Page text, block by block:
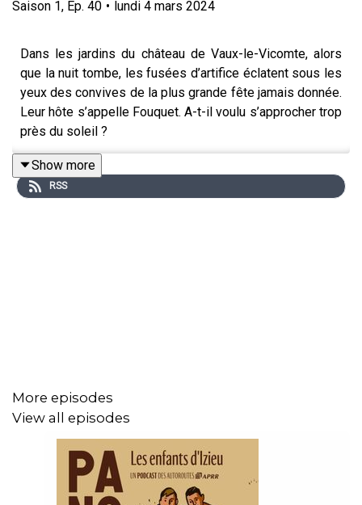
Saison 1, Ep. 40 • lundi 4 mars 2024
Dans les jardins du château de Vaux-le-Vicomte, alors
que la nuit tombe, les fusées d’artifice éclatent sous les
yeux des convives de la plus grande fête jamais donnée.
Leur hôte s’appelle Fouquet. A-t-il voulu s’approcher trop
près du soleil ?
Show more
RSS
More episodes
View all episodes